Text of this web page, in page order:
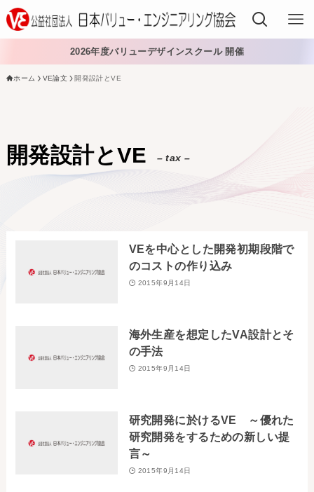
VEを導入する
事務局・勤務体制
03-5430-4488
2026年度バリューデザインスクール 開催
ホーム VE論文 開発設計とVE
開発設計とVE – tax –
VEを中心とした開発初期段階で
のコストの作り込み
2015年9月14日
海外生産を想定したVA設計とそ
の手法
2015年9月14日
研究開発に於けるVE ～優れた
研究開発をするための新しい提
言～
2015年9月14日